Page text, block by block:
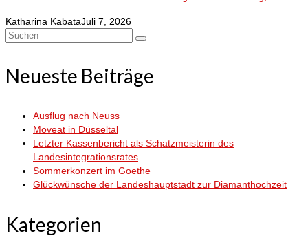
Katharina KabataJuli 7, 2026
Suchen
Neueste Beiträge
Ausflug nach Neuss
Moveat in Düsseltal
Letzter Kassenbericht als Schatzmeisterin des
Landesintegrationsrates
Sommerkonzert im Goethe
Glückwünsche der Landeshauptstadt zur Diamanthochzeit
Kategorien